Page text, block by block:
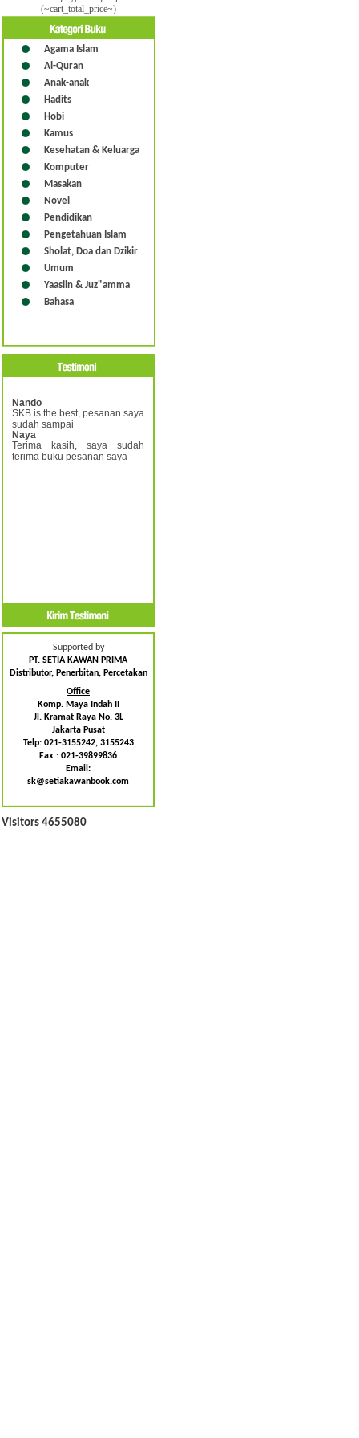
(~cart_total_price~)
Agama Islam
Al-Quran
Anak-anak
Hadits
Hobi
Kamus
Kesehatan & Keluarga
Komputer
Masakan
Novel
Pendidikan
Pengetahuan Islam
Sholat, Doa dan Dzikir
Umum
Yaasiin & Juz"amma
Bahasa
Supported by
PT. SETIA KAWAN PRIMA
Distributor, Penerbitan, Percetakan
Office
Komp. Maya Indah II
Jl. Kramat Raya No. 3L
Jakarta Pusat
Telp: 021-3155242, 3155243
Fax : 021-39899836
Email:
sk@setiakawanbook.com
Visitors 4655080
Nando
SKB is the best, pesanan saya
sudah sampai
Naya
Terima kasih, saya sudah
terima buku pesanan saya